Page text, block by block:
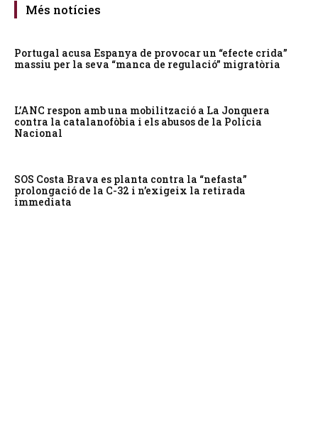
Més notícies
Portugal acusa Espanya de provocar un “efecte crida”
massiu per la seva “manca de regulació” migratòria
L’ANC respon amb una mobilització a La Jonquera
contra la catalanofòbia i els abusos de la Policia
Nacional
SOS Costa Brava es planta contra la “nefasta”
prolongació de la C-32 i n’exigeix la retirada
immediata